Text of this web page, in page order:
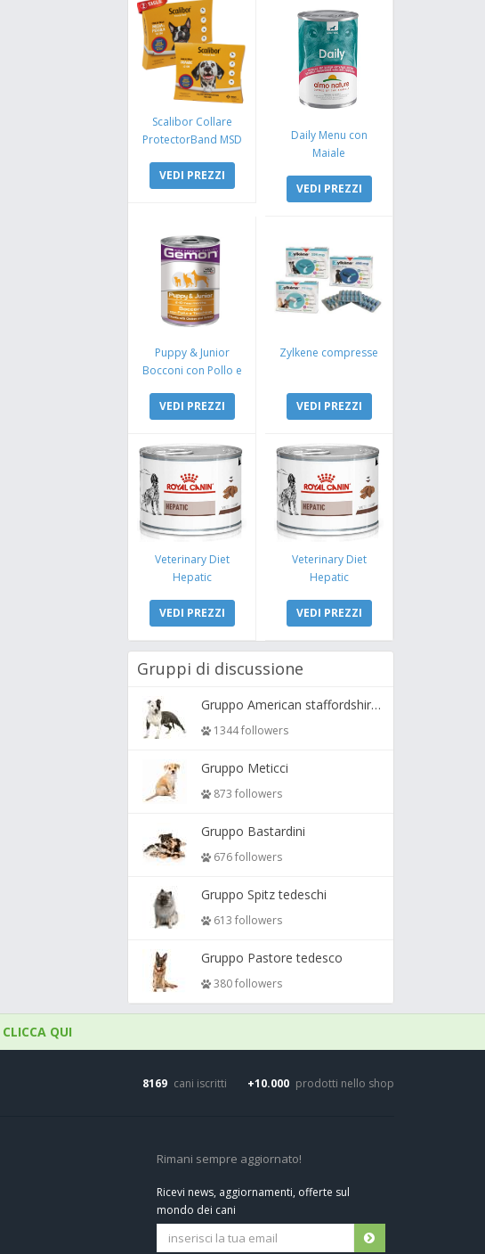
Scalibor Collare
ProtectorBand MSD
VEDI PREZZI
Daily Menu con
Maiale
VEDI PREZZI
Puppy & Junior
Bocconi con Pollo e
VEDI PREZZI
Zylkene compresse
VEDI PREZZI
Veterinary Diet
Hepatic
VEDI PREZZI
Veterinary Diet
Hepatic
VEDI PREZZI
Gruppi di discussione
Gruppo American staffordshire terrier ( amstaff, amastaff )
1344 followers
Gruppo Meticci
873 followers
Gruppo Bastardini
676 followers
Gruppo Spitz tedeschi
613 followers
Gruppo Pastore tedesco
380 followers
CLICCA QUI
8169 cani iscritti +10.000 prodotti nello shop
Rimani sempre aggiornato!
Ricevi news, aggiornamenti, offerte sul
mondo dei cani